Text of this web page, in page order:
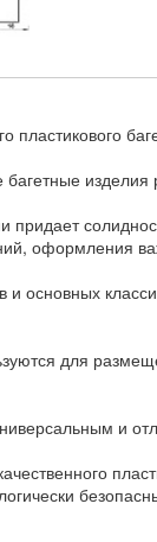
пластикового
изделия
придает
оформления
основных
для
и